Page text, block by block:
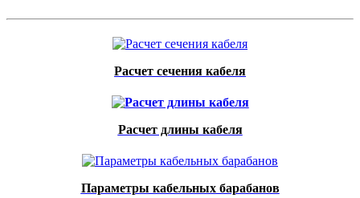
Расчет сечения кабеля
Расчет длины кабеля
Параметры кабельных барабанов